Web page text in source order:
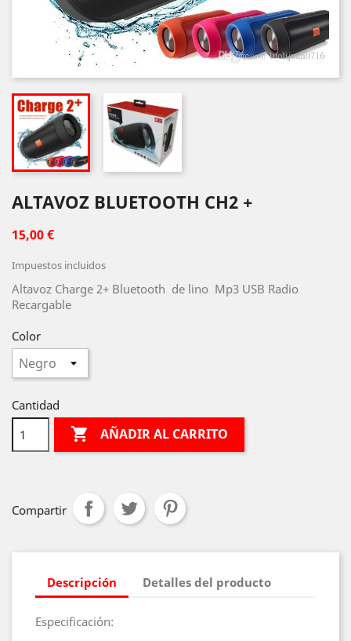
ALTAVOZ BLUETOOTH CH2 +
15,00 €
Impuestos incluidos
Altavoz Charge 2+ Bluetooth de lino Mp3 USB Radio
Recargable
Color
Cantidad
 AÑADIR AL CARRITO
Compartir
Descripción Detalles del producto
Especificación: